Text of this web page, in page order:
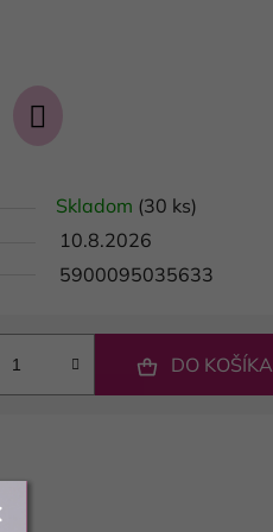
Skladom (30 ks)
10.8.2026
5900095035633
DO KOŠÍKA